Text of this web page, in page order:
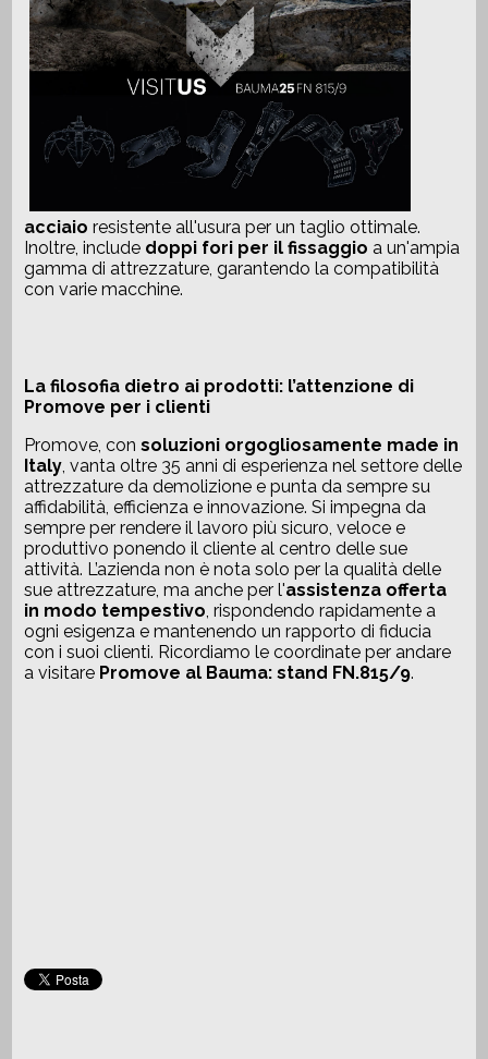
acciaio resistente all'usura per un taglio ottimale.
Inoltre, include doppi fori per il fissaggio a un'ampia
gamma di attrezzature, garantendo la compatibilità
con varie macchine.
La filosofia dietro ai prodotti: l’attenzione di
Promove per i clienti
Promove, con soluzioni orgogliosamente made in
Italy, vanta oltre 35 anni di esperienza nel settore delle
attrezzature da demolizione e punta da sempre su
affidabilità, efficienza e innovazione. Si impegna da
sempre per rendere il lavoro più sicuro, veloce e
produttivo ponendo il cliente al centro delle sue
attività. L’azienda non è nota solo per la qualità delle
sue attrezzature, ma anche per l'assistenza offerta
in modo tempestivo, rispondendo rapidamente a
ogni esigenza e mantenendo un rapporto di fiducia
con i suoi clienti. Ricordiamo le coordinate per andare
a visitare Promove al Bauma: stand FN.815/9.